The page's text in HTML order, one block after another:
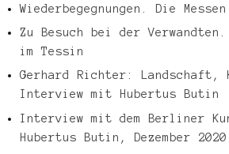
Wiederbegegnungen. Die
Zu Besuch bei der Verwandten.
im Tessin
Gerhard Richter: Landschaft,
Interview mit Hubertus Butin
Interview mit dem Berliner
Hubertus Butin, Dezember 2020